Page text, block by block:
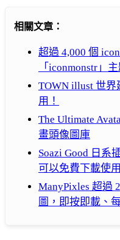
相關文章：
超過 4,000 個
「iconmonstr」
TOWN illust 世
用！
The Ultimate
畫頭像圖庫
Soazi Good 日系
可以免費下載使用
ManyPixles 超過
圖，即按即載、